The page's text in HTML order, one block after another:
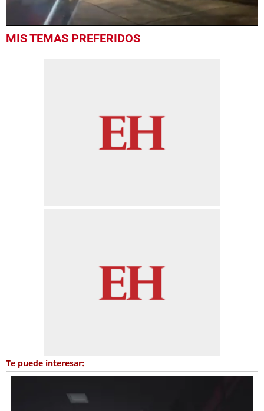
seconds
MIS TEMAS PREFERIDOS
Te puede interesar: